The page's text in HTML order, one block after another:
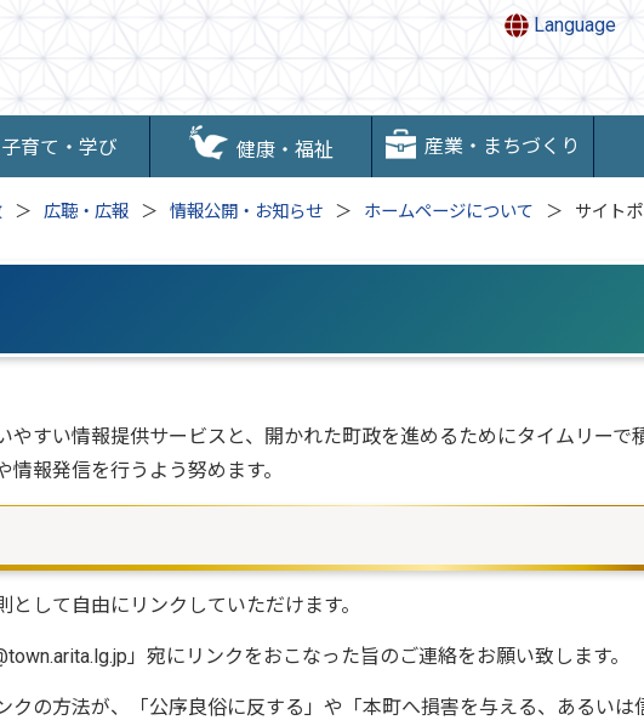
Language
子育て・学び 健康・福祉 産業・まちづくり
広聴・広報 情報公開・お知らせ ホームページについて サイト
やすい情報提供サービスと、開かれた町政を進めるためにタイムリーで
報発信を行うよう努めます。
して自由にリンクしていただけます。
」宛にリンクをおこなった旨のご連絡をお願い致します。
クの方法が、「公序良俗に反する」や「本町へ損害を与える、あるいは